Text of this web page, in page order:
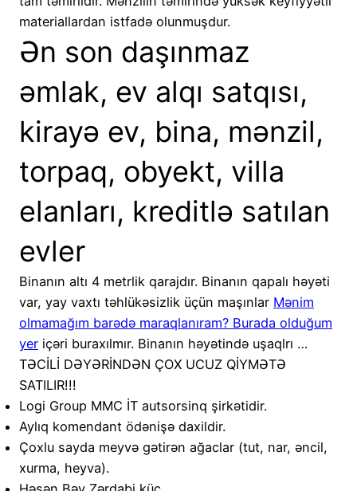
materiallardan istfadə olunmuşdur.
Ən son daşınmaz
əmlak, ev alqı satqısı,
kirayə ev, bina, mənzil,
torpaq, obyekt, villa
elanları, kreditlə satılan
evler
Binanın altı 4 metrlik qarajdır. Binanın qapalı həyəti
var, yay vaxtı təhlükəsizlik üçün maşınlar Mənim
olmamağım barədə maraqlanıram? Burada olduğum
yer içəri buraxılmır. Binanın həyətində uşaqlrı …
TƏCİLİ DƏYƏRİNDƏN ÇOX UCUZ QİYMƏTƏ
SATILIR!!!
Logi Group MMC İT autsorsinq şirkətidir.
Aylıq komendant ödənişə daxildir.
Çoxlu sayda meyvə gətirən ağaclar (tut, nar, əncil,
xurma, heyva).